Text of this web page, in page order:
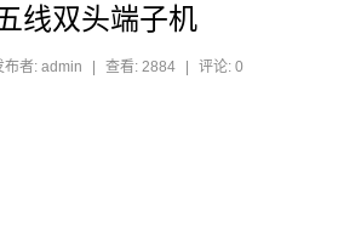
线双头端子机
布者: admin | 查看: 2884 | 评论: 0